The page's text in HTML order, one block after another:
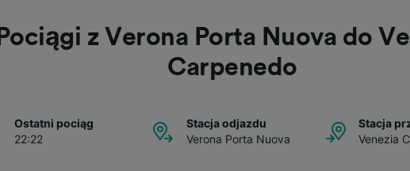
Pociągi z Verona Porta Nuova do
Carpenedo
Ostatni pociąg
22:22
Stacja odjazdu
Verona Porta Nuova
Stacja
Venezia